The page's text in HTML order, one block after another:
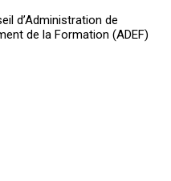
d’Administration de
de la Formation (ADEF)